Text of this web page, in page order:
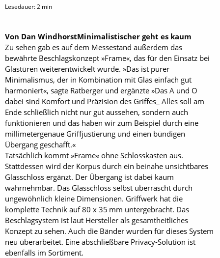
Lesedauer:2 min
Von Dan WindhorstMinimalistischer geht es kaum
Zu sehen gab es auf dem Messestand außerdem das
bewährte Beschlagskonzept »Frame«, das für den Einsatz bei
Glastüren weiterentwickelt wurde. »Das ist purer
Minimalismus, der in Kombination mit Glas einfach gut
harmoniert«, sagte Ratberger und ergänzte »Das A und O
dabei sind Komfort und Präzision des Griffes_ Alles soll am
Ende schließlich nicht nur gut aussehen, sondern auch
funktionieren und das haben wir zum Beispiel durch eine
millimetergenaue Griffjustierung und einen bündigen
Übergang geschafft.«
Tatsächlich kommt »Frame« ohne Schlosskasten aus.
Stattdessen wird der Korpus durch ein beinahe unsichtbares
Glasschloss ergänzt. Der Übergang ist dabei kaum
wahrnehmbar. Das Glasschloss selbst überrascht durch
ungewöhnlich kleine Dimensionen. Griffwerk hat die
komplette Technik auf 80 x 35 mm untergebracht. Das
Beschlagsystem ist laut Hersteller als gesamtheitliches
Konzept zu sehen. Auch die Bänder wurden für dieses System
neu überarbeitet. Eine abschließbare Privacy-Solution ist
ebenfalls im Sortiment.